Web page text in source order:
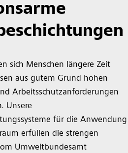
sich Menschen längere Zeit
aus gutem Grund hohen
Arbeitsschutzanforderungen
Unsere
für die Anwendung
erfüllen die strengen
Umweltbundesamt